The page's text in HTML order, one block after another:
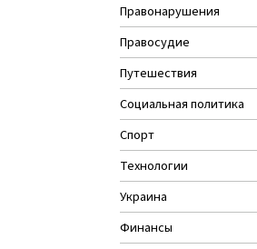
Правонарушения
Правосудие
Путешествия
Социальная политика
Спорт
Технологии
Украина
Финансы